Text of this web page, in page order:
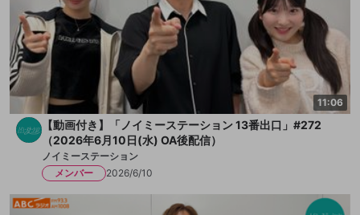
11:06
【動画付き】「ノイミーステーション 13番出口」#272
（2026年6月10日(水) OA後配信）
ノイミーステーション
メンバー
2026/6/10